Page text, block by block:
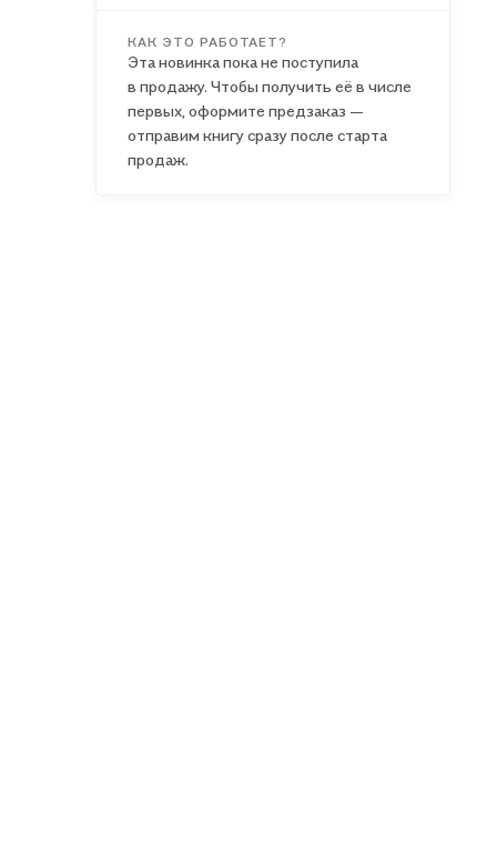
КАК ЭТО РАБОТАЕТ?
Эта новинка пока не поступила
в продажу. Чтобы получить её в числе
первых, оформите предзаказ —
отправим книгу сразу после старта
продаж.